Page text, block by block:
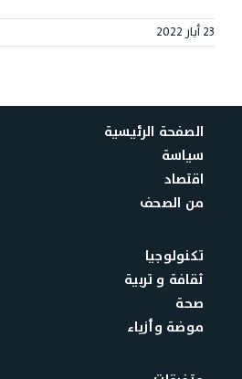
23 أيار 2022
الصفحة الرئيسية
سياسة
اقتصاد
من الصحف
تكنولوجيا
ثقافة و تربية
صحة
موضة وأزياء